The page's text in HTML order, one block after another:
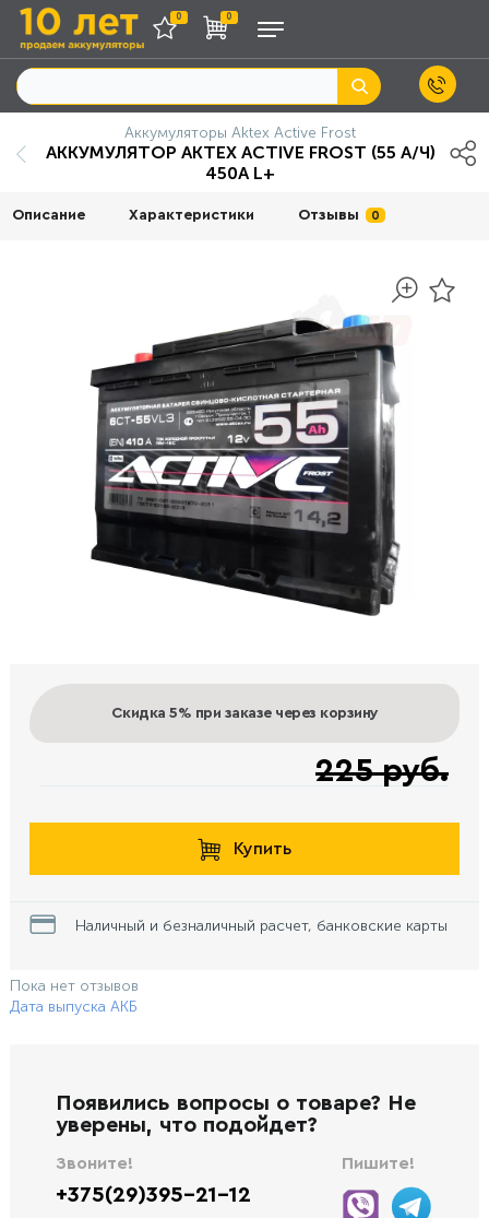
0 0
Аккумуляторы Aktex Active Frost
АККУМУЛЯТОР AKTEX ACTIVE FROST (55 А/Ч)
450A L+
Описание Характеристики Отзывы 0
Скидка 5% при заказе через корзину
225 руб.
Купить
Наличный и безналичный расчет, банковские карты
Пока нет отзывов
Дата выпуска АКБ
Появились вопросы о товаре? Не
уверены, что подойдет?
Звоните!
+375(29)395-21-12
Пишите!